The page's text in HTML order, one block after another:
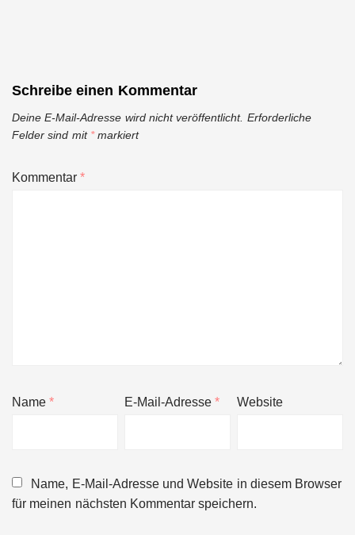
Schreibe einen Kommentar
Deine E-Mail-Adresse wird nicht veröffentlicht. Erforderliche
Felder sind mit *markiert
Kommentar*
Name* E-Mail-Adresse* Website
Name, E-Mail-Adresse und Website in diesem Browser
für meinen nächsten Kommentar speichern.